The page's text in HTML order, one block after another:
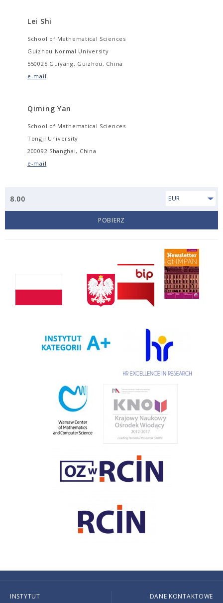
Lei Shi
School of Mathematical Sciences
Guizhou Normal University
550025 Guiyang, Guizhou, China
e-mail
Qiming Yan
School of Mathematical Sciences
Tongji University
200092 Shanghai, China
e-mail
8.00 EUR
POBIERZ
INSTYTUT DANE KONTAKTOWE